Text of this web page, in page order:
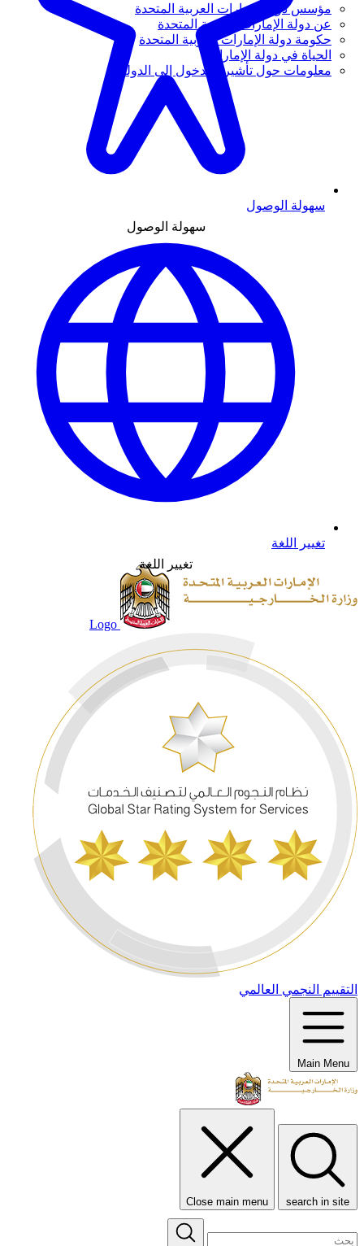
مؤسس دولة الإمارات العربية المتحدة
عن دولة الإمارات العربية المتحدة
حكومة دولة الإمارات العربية المتحدة
الحياة في دولة الإمارات
معلومات حول تأشيرة الدخول إلى الدولة
سهولة الوصول
سهولة الوصول
تغيير اللغة
تغيير اللغة
Logo
التقييم النجمي العالمي
Main Menu
search in site
Close main menu